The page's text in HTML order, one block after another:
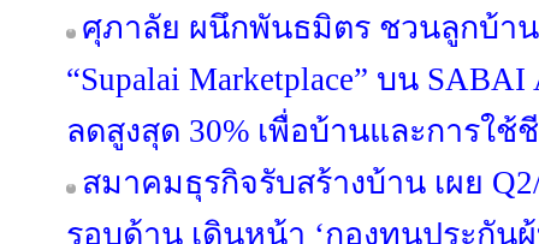
ศุภาลัย ผนึกพันธมิตร ชวนลูกบ้าน
“Supalai Marketplace” บน
ลดสูงสุด 30% เพื่อบ้านและการใ
สมาคมธุรกิจรับสร้างบ้าน เผย
รอบด้าน เดินหน้า ‘กองทุนประกัน